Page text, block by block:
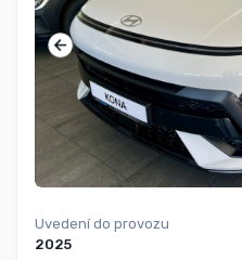
Uvedení do provozu
2025